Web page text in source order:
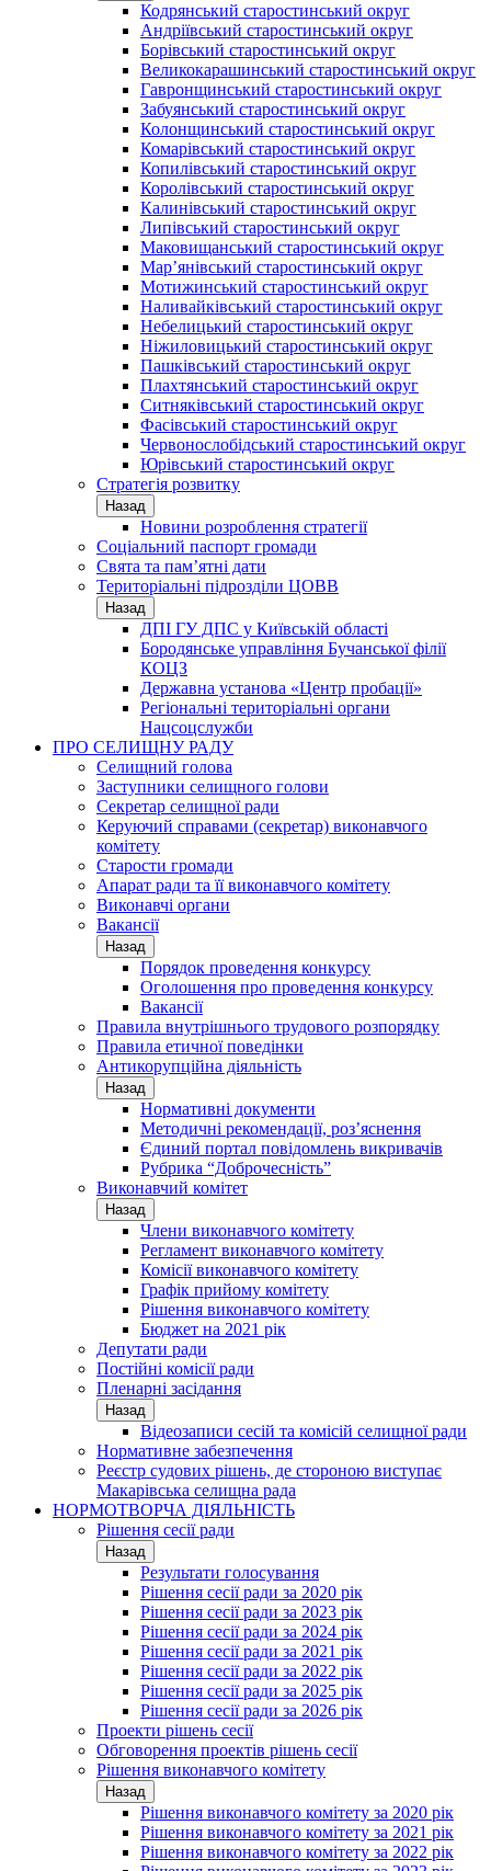
Кодрянський старостинський округ
Андріївський старостинський округ
Борівський старостинський округ
Великокарашинський старостинський округ
Гавронщинський старостинський округ
Забуянський старостинський округ
Колонщинський старостинський округ
Комарівський старостинський округ
Копилівський старостинський округ
Королівський старостинський округ
Калинівський старостинський округ
Липівський старостинський округ
Маковищанський старостинський округ
Мар’янівський старостинський округ
Мотижинський старостинський округ
Наливайківський старостинський округ
Небелицький старостинський округ
Ніжиловицький старостинський округ
Пашківський старостинський округ
Плахтянський старостинський округ
Ситняківський старостинський округ
Фасівський старостинський округ
Червонослобідський старостинський округ
Юрівський старостинський округ
Стратегія розвитку
Назад
Новини розроблення стратегії
Соціальний паспорт громади
Свята та пам’ятні дати
Територіальні підрозділи ЦОВВ
Назад
ДПІ ГУ ДПС у Київській області
Бородянське управління Бучанської філії
КОЦЗ
Державна установа «Центр пробації»
Регіональні територіальні органи
Нацсоцслужби
ПРО СЕЛИЩНУ РАДУ
Селищний голова
Заступники селищного голови
Секретар селищної ради
Керуючий справами (секретар) виконавчого
комітету
Старости громади
Апарат ради та її виконавчого комітету
Виконавчі органи
Вакансії
Назад
Порядок проведення конкурсу
Оголошення про проведення конкурсу
Вакансії
Правила внутрішнього трудового розпорядку
Правила етичної поведінки
Антикорупційна діяльність
Назад
Нормативні документи
Методичні рекомендації, роз’яснення
Єдиний портал повідомлень викривачів
Рубрика “Доброчесність”
Виконавчий комітет
Назад
Члени виконавчого комітету
Регламент виконавчого комітету
Комісії виконавчого комітету
Графік прийому комітету
Рішення виконавчого комітету
Бюджет на 2021 рік
Депутати ради
Постійні комісії ради
Пленарні засідання
Назад
Відеозаписи сесій та комісій селищної ради
Нормативне забезпечення
Реєстр судових рішень, де стороною виступає
Макарівська селищна рада
НОРМОТВОРЧА ДІЯЛЬНІСТЬ
Рішення сесії ради
Назад
Результати голосування
Рішення сесії ради за 2020 рік
Рішення сесії ради за 2023 рік
Рішення сесії ради за 2024 рік
Рішення сесії ради за 2021 рік
Рішення сесії ради за 2022 рік
Рішення сесії ради за 2025 рік
Рішення сесії ради за 2026 рік
Проекти рішень сесії
Обговорення проектів рішень сесії
Рішення виконавчого комітету
Назад
Рішення виконавчого комітету за 2020 рік
Рішення виконавчого комітету за 2021 рік
Рішення виконавчого комітету за 2022 рік